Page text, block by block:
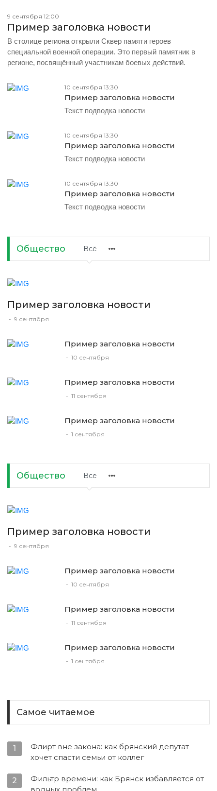
9 сентября 12:00
Пример заголовка новости
В столице региона открыли Сквер памяти героев
специальной военной операции. Это первый памятник в
регионе, посвящённый участникам боевых действий.
10 сентября 13:30
Пример заголовка новости
Текст подводка новости
10 сентября 13:30
Пример заголовка новости
Текст подводка новости
10 сентября 13:30
Пример заголовка новости
Текст подводка новости
Общество Всё
Пример заголовка новости
- 9 сентября
Пример заголовка новости
- 10 сентября
Пример заголовка новости
- 11 сентября
Пример заголовка новости
- 1 сентября
Общество Всё
Пример заголовка новости
- 9 сентября
Пример заголовка новости
- 10 сентября
Пример заголовка новости
- 11 сентября
Пример заголовка новости
- 1 сентября
Самое читаемое
1
Флирт вне закона: как брянский депутат
хочет спасти семьи от коллег
2
Фильтр времени: как Брянск избавляется от